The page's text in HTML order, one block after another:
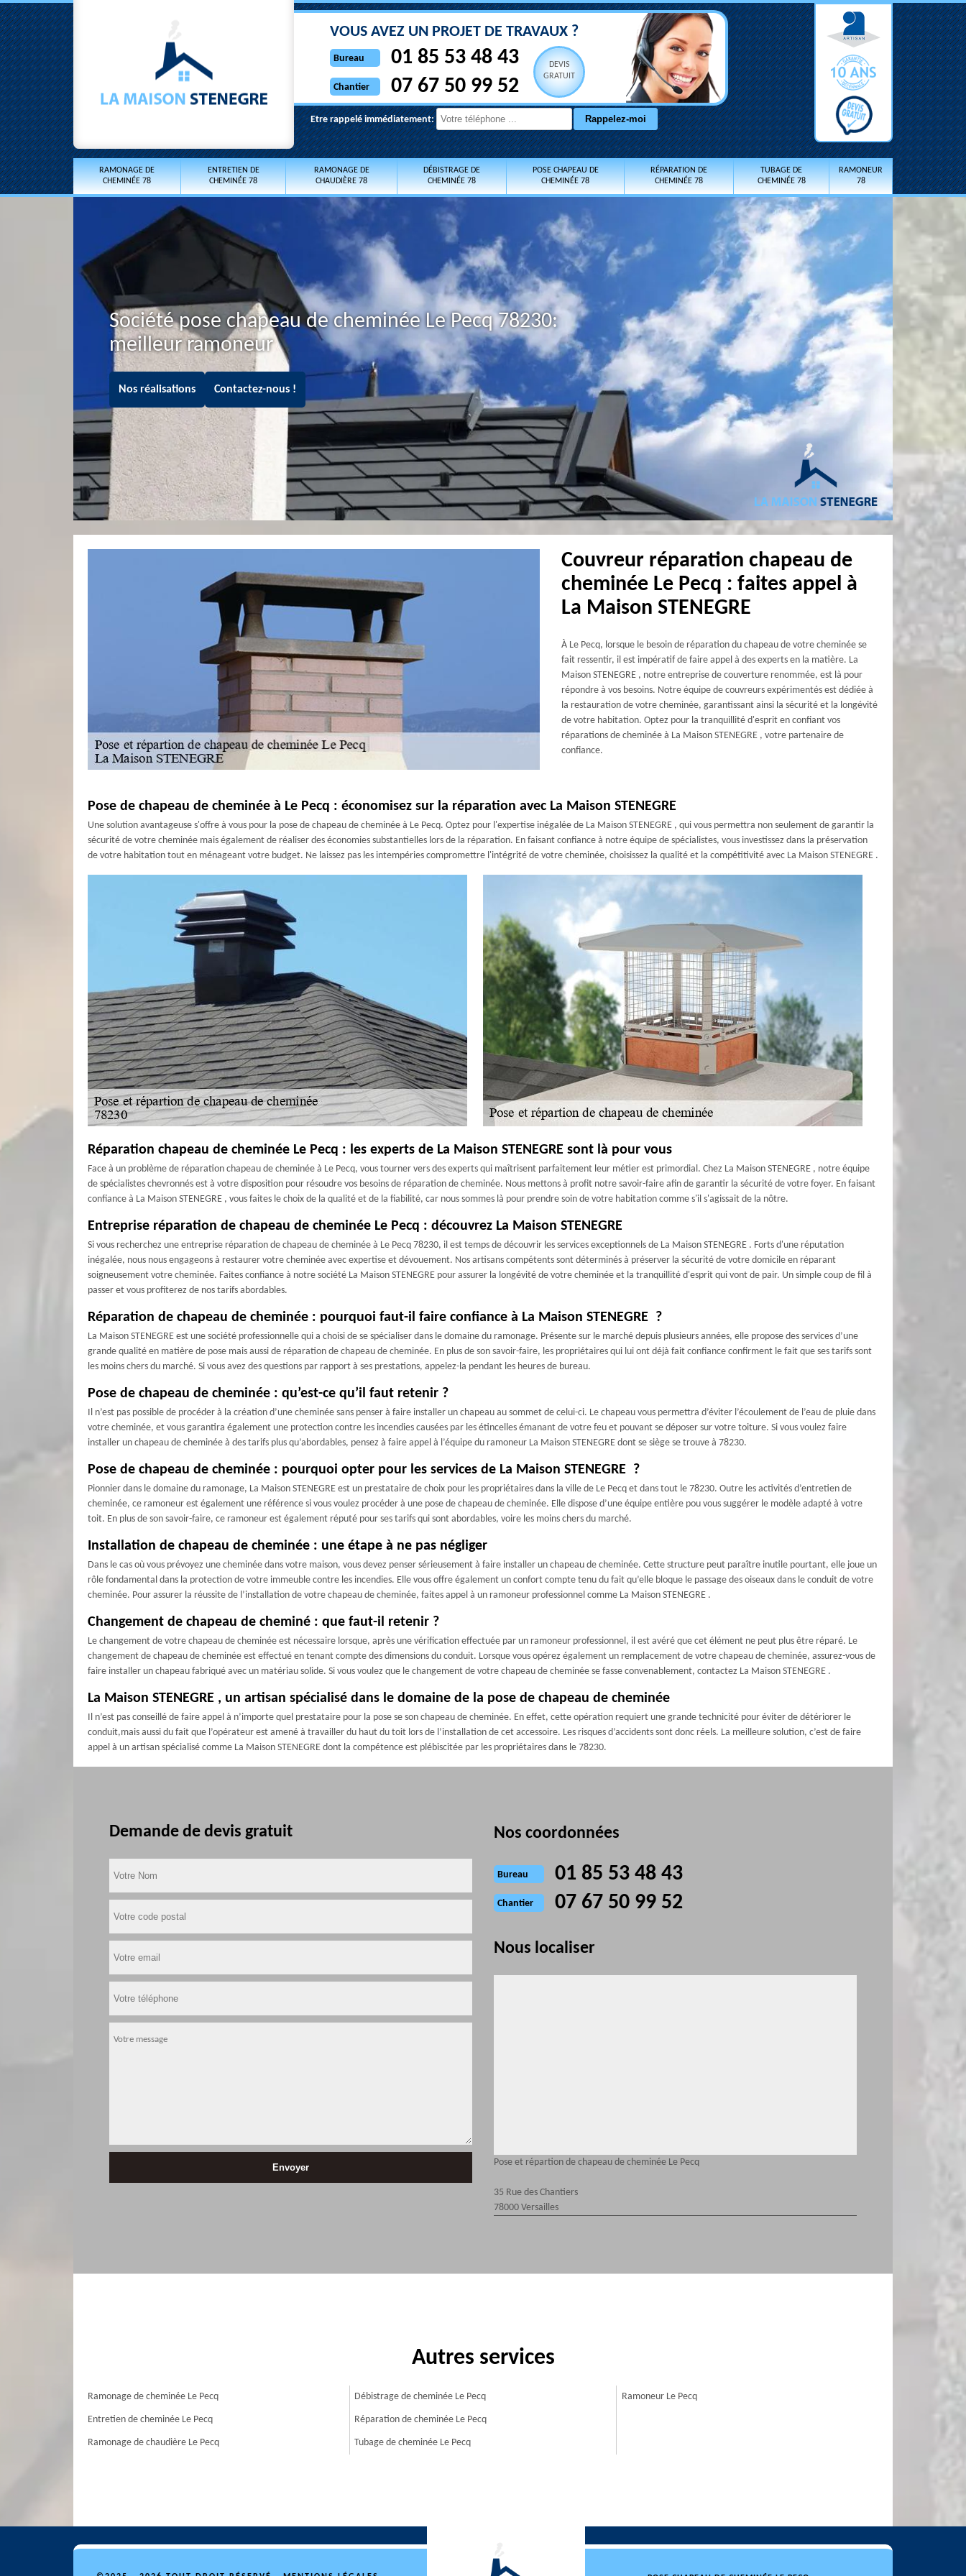
VOUS AVEZ UN PROJET DE TRAVAUX ?
Bureau 01 85 53 48 43
Chantier 07 67 50 99 52
DEVIS
GRATUIT
Etre rappelé immédiatement:
RAMONAGE DE
CHEMINÉE 78
ENTRETIEN DE
CHEMINÉE 78
RAMONAGE DE
CHAUDIÈRE 78
DÉBISTRAGE DE
CHEMINÉE 78
POSE CHAPEAU DE
CHEMINÉE 78
RÉPARATION DE
CHEMINÉE 78
TUBAGE DE
CHEMINÉE 78
RAMONEUR
78
Société pose chapeau de cheminée Le Pecq 78230:
meilleur ramoneur
Nos réalisations Contactez-nous !
Couvreur réparation chapeau de
cheminée Le Pecq : faites appel à
La Maison STENEGRE
À Le Pecq, lorsque le besoin de réparation du chapeau de votre cheminée se
fait ressentir, il est impératif de faire appel à des experts en la matière. La
Maison STENEGRE , notre entreprise de couverture renommée, est là pour
répondre à vos besoins. Notre équipe de couvreurs expérimentés est dédiée à
la restauration de votre cheminée, garantissant ainsi la sécurité et la longévité
de votre habitation. Optez pour la tranquillité d'esprit en confiant vos
réparations de cheminée à La Maison STENEGRE , votre partenaire de
confiance.
Pose de chapeau de cheminée à Le Pecq : économisez sur la réparation avec La Maison STENEGRE
Une solution avantageuse s'offre à vous pour la pose de chapeau de cheminée à Le Pecq. Optez pour l'expertise inégalée de La Maison STENEGRE , qui vous permettra non seulement de garantir la
sécurité de votre cheminée mais également de réaliser des économies substantielles lors de la réparation. En faisant confiance à notre équipe de spécialistes, vous investissez dans la préservation
de votre habitation tout en ménageant votre budget. Ne laissez pas les intempéries compromettre l'intégrité de votre cheminée, choisissez la qualité et la compétitivité avec La Maison STENEGRE .
Réparation chapeau de cheminée Le Pecq : les experts de La Maison STENEGRE sont là pour vous
Face à un problème de réparation chapeau de cheminée à Le Pecq, vous tourner vers des experts qui maîtrisent parfaitement leur métier est primordial. Chez La Maison STENEGRE , notre équipe
de spécialistes chevronnés est à votre disposition pour résoudre vos besoins de réparation de cheminée. Nous mettons à profit notre savoir-faire afin de garantir la sécurité de votre foyer. En faisant
confiance à La Maison STENEGRE , vous faites le choix de la qualité et de la fiabilité, car nous sommes là pour prendre soin de votre habitation comme s'il s'agissait de la nôtre.
Entreprise réparation de chapeau de cheminée Le Pecq : découvrez La Maison STENEGRE
Si vous recherchez une entreprise réparation de chapeau de cheminée à Le Pecq 78230, il est temps de découvrir les services exceptionnels de La Maison STENEGRE . Forts d'une réputation
inégalée, nous nous engageons à restaurer votre cheminée avec expertise et dévouement. Nos artisans compétents sont déterminés à préserver la sécurité de votre domicile en réparant
soigneusement votre cheminée. Faites confiance à notre société La Maison STENEGRE pour assurer la longévité de votre cheminée et la tranquillité d'esprit qui vont de pair. Un simple coup de fil à
passer et vous profiterez de nos tarifs abordables.
Réparation de chapeau de cheminée : pourquoi faut-il faire confiance à La Maison STENEGRE ?
La Maison STENEGRE est une société professionnelle qui a choisi de se spécialiser dans le domaine du ramonage. Présente sur le marché depuis plusieurs années, elle propose des services d’une
grande qualité en matière de pose mais aussi de réparation de chapeau de cheminée. En plus de son savoir-faire, les propriétaires qui lui ont déjà fait confiance confirment le fait que ses tarifs sont
les moins chers du marché. Si vous avez des questions par rapport à ses prestations, appelez-la pendant les heures de bureau.
Pose de chapeau de cheminée : qu’est-ce qu’il faut retenir ?
Il n’est pas possible de procéder à la création d’une cheminée sans penser à faire installer un chapeau au sommet de celui-ci. Le chapeau vous permettra d’éviter l’écoulement de l’eau de pluie dans
votre cheminée, et vous garantira également une protection contre les incendies causées par les étincelles émanant de votre feu et pouvant se déposer sur votre toiture. Si vous voulez faire
installer un chapeau de cheminée à des tarifs plus qu’abordables, pensez à faire appel à l’équipe du ramoneur La Maison STENEGRE dont se siège se trouve à 78230.
Pose de chapeau de cheminée : pourquoi opter pour les services de La Maison STENEGRE ?
Pionnier dans le domaine du ramonage, La Maison STENEGRE est un prestataire de choix pour les propriétaires dans la ville de Le Pecq et dans tout le 78230. Outre les activités d’entretien de
cheminée, ce ramoneur est également une référence si vous voulez procéder à une pose de chapeau de cheminée. Elle dispose d’une équipe entière pou vous suggérer le modèle adapté à votre
toit. En plus de son savoir-faire, ce ramoneur est également réputé pour ses tarifs qui sont abordables, voire les moins chers du marché.
Installation de chapeau de cheminée : une étape à ne pas négliger
Dans le cas où vous prévoyez une cheminée dans votre maison, vous devez penser sérieusement à faire installer un chapeau de cheminée. Cette structure peut paraître inutile pourtant, elle joue un
rôle fondamental dans la protection de votre immeuble contre les incendies. Elle vous offre également un confort compte tenu du fait qu’elle bloque le passage des oiseaux dans le conduit de votre
cheminée. Pour assurer la réussite de l’installation de votre chapeau de cheminée, faites appel à un ramoneur professionnel comme La Maison STENEGRE .
Changement de chapeau de cheminé : que faut-il retenir ?
Le changement de votre chapeau de cheminée est nécessaire lorsque, après une vérification effectuée par un ramoneur professionnel, il est avéré que cet élément ne peut plus être réparé. Le
changement de chapeau de cheminée est effectué en tenant compte des dimensions du conduit. Lorsque vous opérez également un remplacement de votre chapeau de cheminée, assurez-vous de
faire installer un chapeau fabriqué avec un matériau solide. Si vous voulez que le changement de votre chapeau de cheminée se fasse convenablement, contactez La Maison STENEGRE .
La Maison STENEGRE , un artisan spécialisé dans le domaine de la pose de chapeau de cheminée
Il n’est pas conseillé de faire appel à n’importe quel prestataire pour la pose se son chapeau de cheminée. En effet, cette opération requiert une grande technicité pour éviter de détériorer le
conduit,mais aussi du fait que l’opérateur est amené à travailler du haut du toit lors de l’installation de cet accessoire. Les risques d’accidents sont donc réels. La meilleure solution, c’est de faire
appel à un artisan spécialisé comme La Maison STENEGRE dont la compétence est plébiscitée par les propriétaires dans le 78230.
Demande de devis gratuit Nos coordonnées
Bureau 01 85 53 48 43
Chantier 07 67 50 99 52
Nous localiser
Pose et répartion de chapeau de cheminée Le Pecq
35 Rue des Chantiers
78000 Versailles
Autres services
Ramonage de cheminée Le Pecq
Entretien de cheminée Le Pecq
Ramonage de chaudière Le Pecq
Débistrage de cheminée Le Pecq
Réparation de cheminée Le Pecq
Tubage de cheminée Le Pecq
Ramoneur Le Pecq